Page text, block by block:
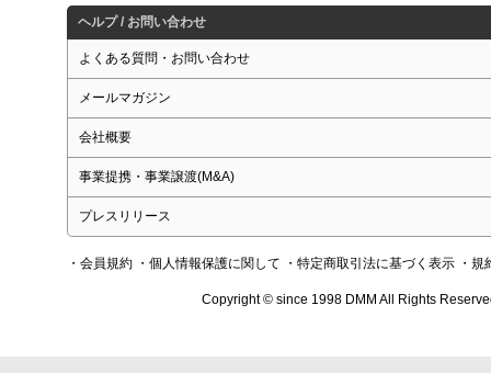
ヘルプ / お問い合わせ
よくある質問・お問い合わせ
メールマガジン
会社概要
事業提携・事業譲渡(M&A)
プレスリリース
・会員規約 ・個人情報保護に関して ・特定商取引法に基づく表示 ・規
Copyright © since 1998 DMM All Rights